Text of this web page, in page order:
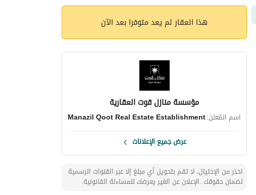
هذا العقار لم يعد متوفرا بعد الآن
مؤسسة منازل قوت العقارية
اسم المُعلن:Manazil Qoot Real Estate Establishment
عرض جميع الإعلانات
احذر من الإحتيال، لا تقم بتحويل أي مبلغ إلا عبر القنوات الرسمية
لضمان حقوقك .الإعلان عن الغير يعرضك للمساءلة القانونية.